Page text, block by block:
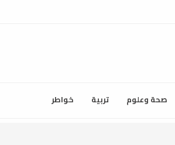
صحة وعلوم تربية خواطر